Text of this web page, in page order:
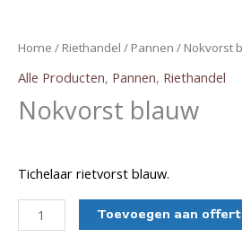
Home / Riethandel / Pannen / Nokvorst
Alle Producten, Pannen, Riethandel
Nokvorst blauw
Tichelaar rietvorst blauw.
Nokvorst
blauw
Toevoegen aan